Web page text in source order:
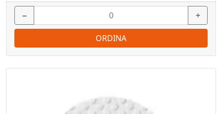
− +
ORDINA